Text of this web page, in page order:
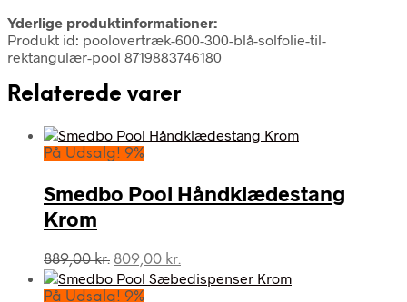
Yderlige produktinformationer:
Produkt id: poolovertræk-600-300-blå-solfolie-til-
rektangulær-pool 8719883746180
Relaterede varer
På Udsalg! 9%
Smedbo Pool Håndklædestang
Krom
889,00kr. Den
oprindelige
pris
809,00 kr.
aktuelle
På Udsalg! 9%